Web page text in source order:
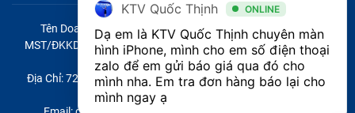
Lựa chọn trung tâm uy tín để thay màn hình điện thoại
iPhone 4Gs
Tên Doanh Nghiệp: CÔNG TY TNHH CITY ONE VIỆT NAM
MST/ĐKKD/QĐTL: 0316569346 do sở KHĐT TP.HCM cấp ngày
14/04/2023
Địa Chỉ: 721 Trường Chinh, Phường Tây Thạnh, Quận Tân Phú,
Thành phố Hồ Chí Minh, Việt Nam
KTV Quốc Thịnh ONLINE
Dạ em là KTV Quốc Thịnh chuyên màn
hình iPhone, mình cho em số điện thoại
zalo để em gửi báo giá qua đó cho
mình nha. Em tra đơn hàng báo lại cho
mình ngay ạ